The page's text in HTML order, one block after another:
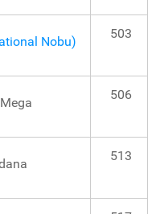
Nobu)
503
506
513